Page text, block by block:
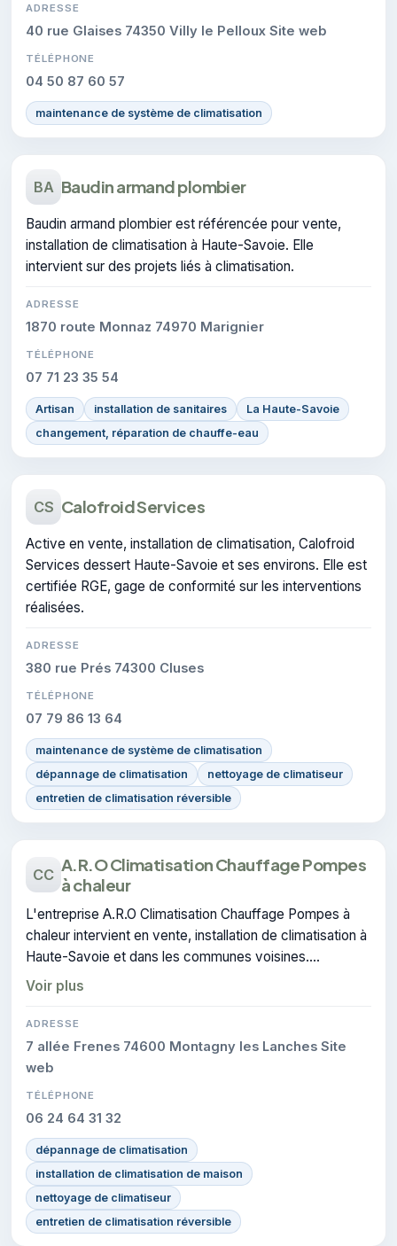
ADRESSE
40 rue Glaises 74350 Villy le Pelloux Site web
TÉLÉPHONE
04 50 87 60 57
maintenance de système de climatisation
BA Baudin armand plombier
Baudin armand plombier est référencée pour vente,
installation de climatisation à Haute-Savoie. Elle
intervient sur des projets liés à climatisation.
ADRESSE
1870 route Monnaz 74970 Marignier
TÉLÉPHONE
07 71 23 35 54
Artisan installation de sanitaires
La Haute-Savoie
changement, réparation de chauffe-eau
CS Calofroid Services
Active en vente, installation de climatisation, Calofroid
Services dessert Haute-Savoie et ses environs. Elle est
certifiée RGE, gage de conformité sur les interventions
réalisées.
ADRESSE
380 rue Prés 74300 Cluses
TÉLÉPHONE
07 79 86 13 64
maintenance de système de climatisation
dépannage de climatisation
nettoyage de climatiseur
entretien de climatisation réversible
CC A.R.O Climatisation Chauffage Pompes
à chaleur
L'entreprise A.R.O Climatisation Chauffage Pompes à
chaleur intervient en vente, installation de climatisation à
Haute-Savoie et dans les communes voisines.
L'entreprise dispose de la certification CERTIFIE.
Voir plus
ADRESSE
7 allée Frenes 74600 Montagny les Lanches Site
web
TÉLÉPHONE
06 24 64 31 32
dépannage de climatisation
installation de climatisation de maison
nettoyage de climatiseur
entretien de climatisation réversible